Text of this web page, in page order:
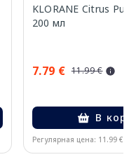
KLORANE Citrus
200 мл
7.79 € 11.99 €
В
Регулярная цена: 11.99 €